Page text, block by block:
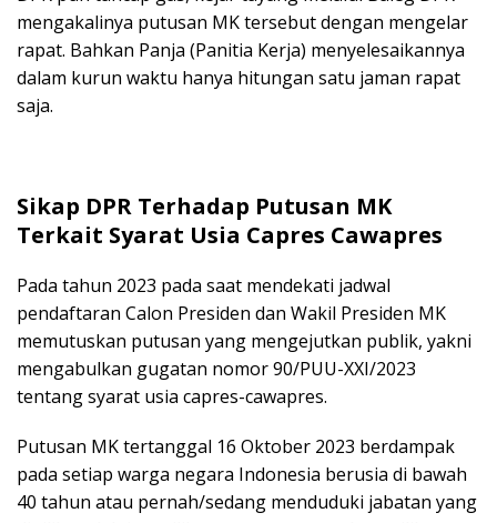
mengakalinya putusan MK tersebut dengan mengelar
rapat. Bahkan Panja (Panitia Kerja) menyelesaikannya
dalam kurun waktu hanya hitungan satu jaman rapat
saja.
Sikap DPR Terhadap Putusan MK
Terkait Syarat Usia Capres Cawapres
Pada tahun 2023 pada saat mendekati jadwal
pendaftaran Calon Presiden dan Wakil Presiden MK
memutuskan putusan yang mengejutkan publik, yakni
mengabulkan gugatan nomor 90/PUU-XXI/2023
tentang syarat usia capres-cawapres.
Putusan MK tertanggal 16 Oktober 2023 berdampak
pada setiap warga negara Indonesia berusia di bawah
40 tahun atau pernah/sedang menduduki jabatan yang